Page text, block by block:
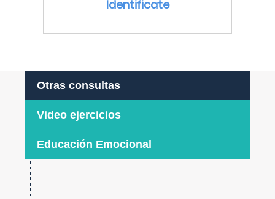
Identificate
Otras consultas
Video ejercicios
Educación Emocional